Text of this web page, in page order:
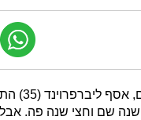
עד שהקורונה השביתה את שבועות
שנה שם וחצי שנה פה.